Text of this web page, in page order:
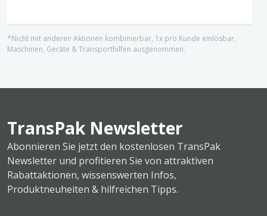
*Nicht mit anderen Aktionen kombinierbar, 1x pro Kunde einlösbar,
Maschinen, Geräte & Transporthilfen ausgenommen.
TransPak Newsletter
Abonnieren Sie jetzt den kostenlosen TransPak
Newsletter und profitieren Sie von attraktiven
Rabattaktionen, wissenswerten Infos,
Produktneuheiten & hilfreichen Tipps.